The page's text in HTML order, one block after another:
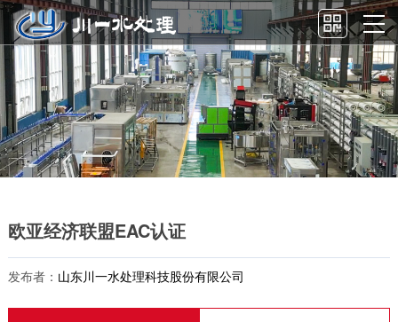
欧亚经济联盟EAC认证
发布者： 山东川一水处理科技股份有限公司